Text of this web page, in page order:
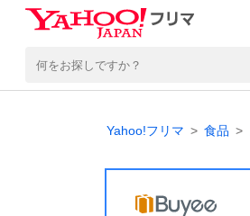
Yahoo!フリマ 食品